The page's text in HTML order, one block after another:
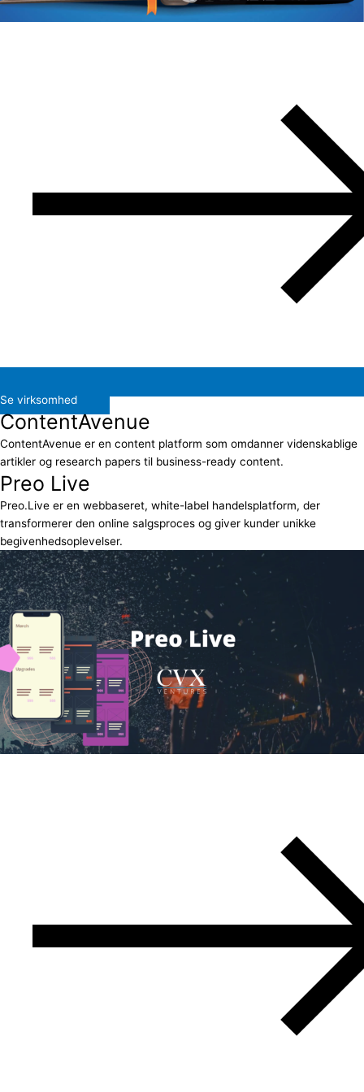
Se virksomhed
ContentAvenue
ContentAvenue er en content platform som omdanner videnskablige
artikler og research papers til business-ready content.
Preo Live
Preo.Live er en webbaseret, white-label handelsplatform, der
transformerer den online salgsproces og giver kunder unikke
begivenhedsoplevelser.